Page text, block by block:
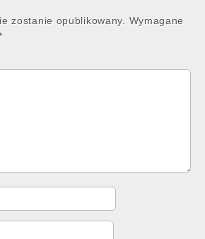
zostanie opublikowany.
Wymagane